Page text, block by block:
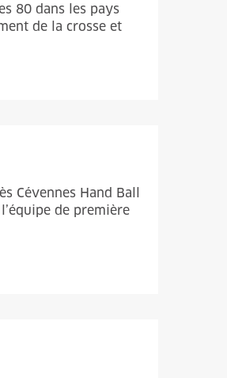
80 dans les pays
de la crosse et
Cévennes Hand Ball
de première